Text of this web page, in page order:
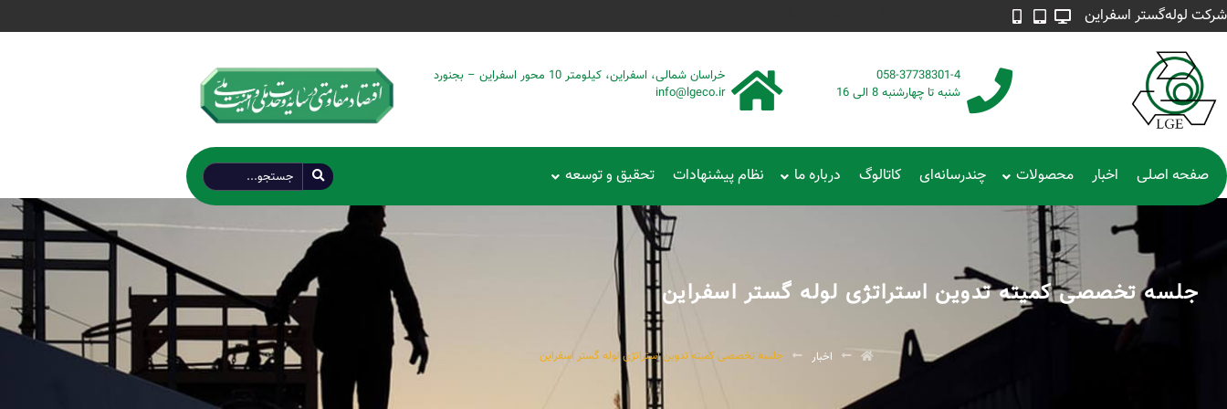
شرکت لوله‌گستر اسفراین
058-37738301-4
شنبه تا چهارشنبه 8 الی 16
خراسان شمالی، اسفراین، کیلومتر 10 محور اسفراین – بجنورد
info@lgeco.ir
صفحه اصلی اخبار محصولات چندرسانه‌ای کاتالوگ درباره ما نظام پیشنهادات تحقیق و توسعه
جلسه تخصصی کمیته تدوین استراتژی لوله گستر اسفراین
اخبار جلسه تخصصی کمیته تدوین استراتژی لوله گستر اسفراین